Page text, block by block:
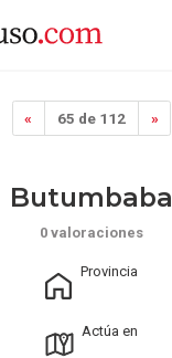
« 65 de 112 »
Butumbaba
0 valoraciones
Provincia
Actúa en